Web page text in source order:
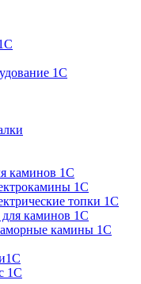
1С
каминов 1C
1С
топки 1C
каминов 1С
камины 1C
1С